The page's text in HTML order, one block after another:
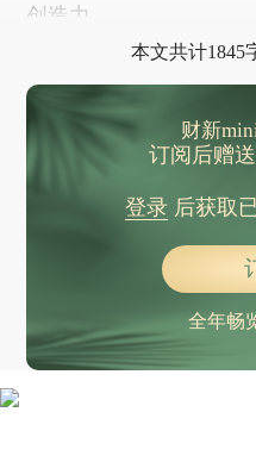
创造力。
本文共计1845
财新
订阅后赠
登录后获取
全年畅